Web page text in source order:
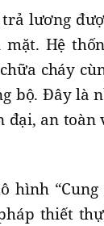
lương
Hệ
cháy
bộ. Đây là
an toàn
hình
thiết